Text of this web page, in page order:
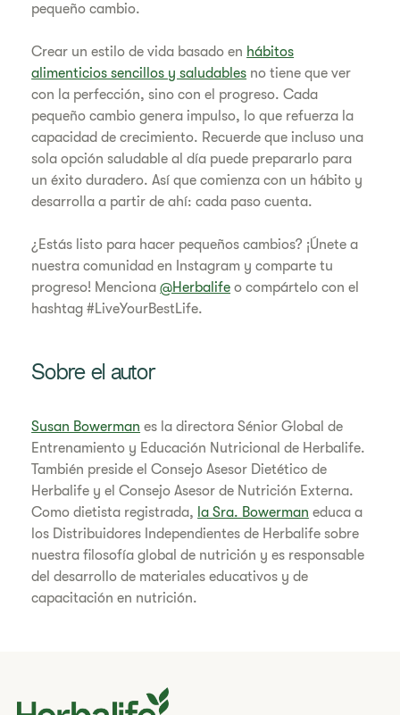
pequeño cambio.
Crear un estilo de vida basado en hábitos
alimenticios sencillos y saludables no tiene que ver
con la perfección, sino con el progreso. Cada
pequeño cambio genera impulso, lo que refuerza la
capacidad de crecimiento. Recuerde que incluso una
sola opción saludable al día puede prepararlo para
un éxito duradero. Así que comienza con un hábito y
desarrolla a partir de ahí: cada paso cuenta.
¿Estás listo para hacer pequeños cambios? ¡Únete a
nuestra comunidad en Instagram y comparte tu
progreso! Menciona@Herbalife o compártelo con el
hashtag #LiveYourBestLife.
Sobre el autor
Susan Bowerman es la directora Sénior Global de
Entrenamiento y Educación Nutricional de Herbalife.
También preside el Consejo Asesor Dietético de
Herbalife y el Consejo Asesor de Nutrición Externa.
Como dietista registrada, la Sra. Bowerman educa a
los Distribuidores Independientes de Herbalife sobre
nuestra filosofía global de nutrición y es responsable
del desarrollo de materiales educativos y de
capacitación en nutrición.